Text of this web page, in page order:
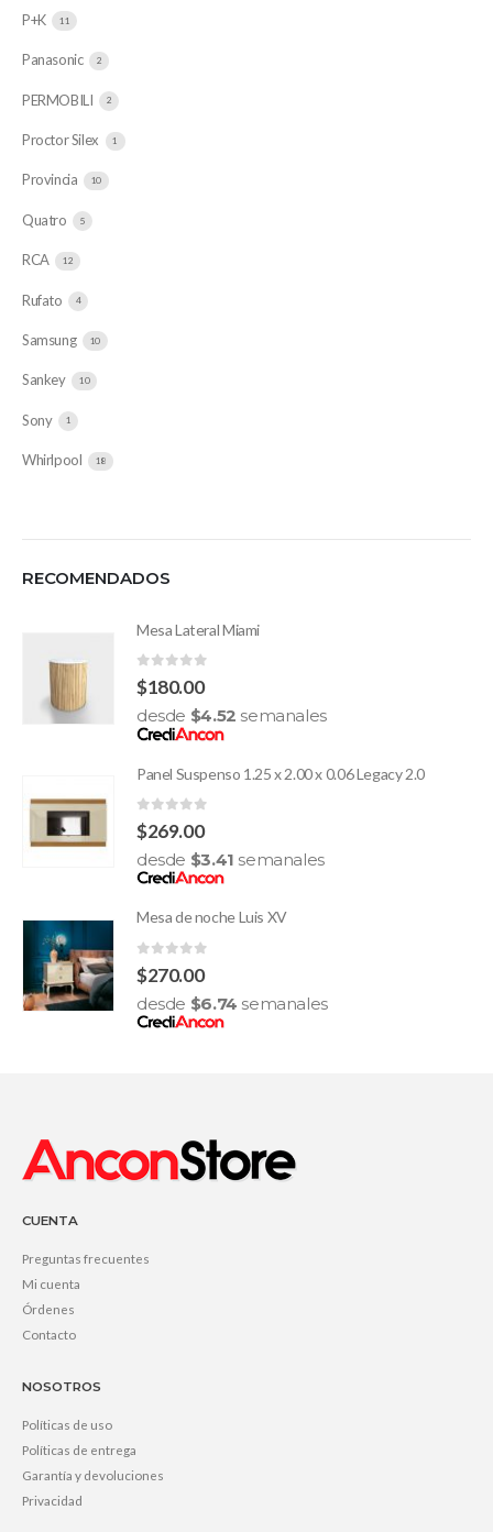
P+K 11
Panasonic 2
PERMOBILI 2
Proctor Silex 1
Provincia 10
Quatro 5
RCA 12
Rufato 4
Samsung 10
Sankey 10
Sony 1
Whirlpool 18
RECOMENDADOS
Mesa Lateral Miami
0
$180.00
desde $4.52 semanales
Panel Suspenso 1.25 x 2.00 x 0.06 Legacy 2.0
0
$269.00
desde $3.41 semanales
Mesa de noche Luis XV
0
$270.00
desde $6.74 semanales
CUENTA
Preguntas frecuentes
Mi cuenta
Órdenes
Contacto
NOSOTROS
Políticas de uso
Políticas de entrega
Garantía y devoluciones
Privacidad